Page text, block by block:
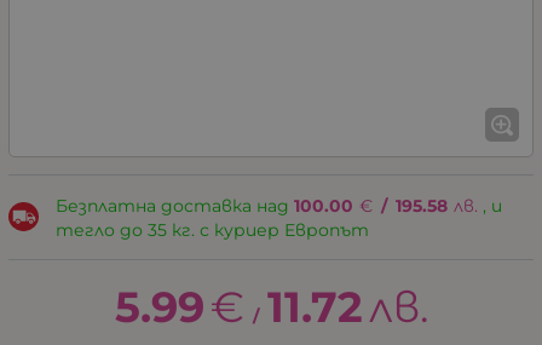
Безплатна доставка над 100.00 € / 195.58 лв. , и
тегло до 35 кг. с куриер Европът
5.99€ / 11.72лв.